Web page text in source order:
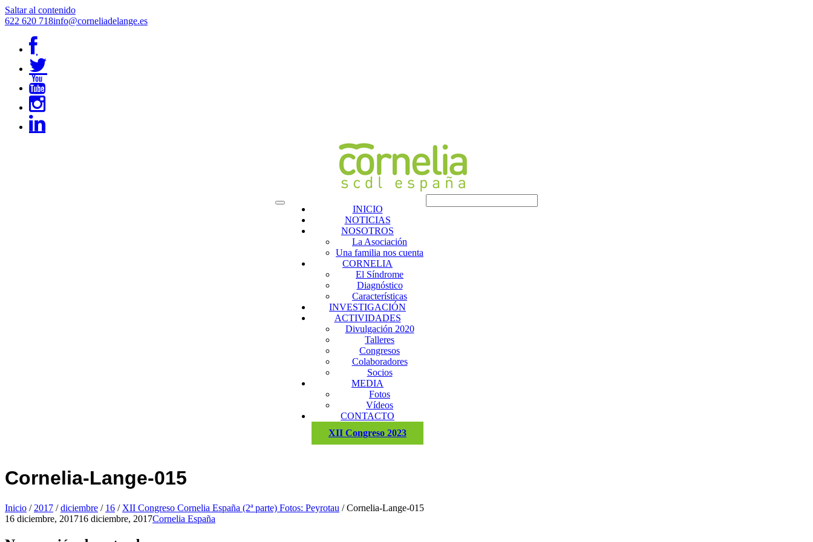
Saltar al contenido
622 620 718info@corneliadelange.es
INICIO
NOTICIAS
NOSOTROS
La Asociación
Una familia nos cuenta
CORNELIA
El Síndrome
Diagnóstico
Características
INVESTIGACIÓN
ACTIVIDADES
Divulgación 2020
Talleres
Congresos
Colaboradores
Socios
MEDIA
Fotos
Vídeos
CONTACTO
XII Congreso 2023
Cornelia-Lange-015
Inicio / 2017 / diciembre / 16 / XII Congreso Cornelia España (2ª parte) Fotos: Peyrotau / Cornelia-Lange-015
16 diciembre, 201716 diciembre, 2017Cornelia España